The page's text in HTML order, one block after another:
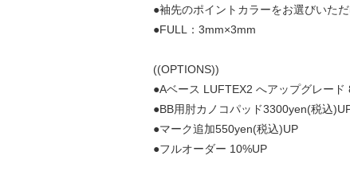
●袖先のポイントカラーをお選びいただ
●FULL：3mm×3mm
((OPTIONS))
●Aベース LUFTEX2 へアップグレード
●BB用肘カノコパッド3300yen(税込
●マーク追加550yen(税込)UP
●フルオーダー 10%UP